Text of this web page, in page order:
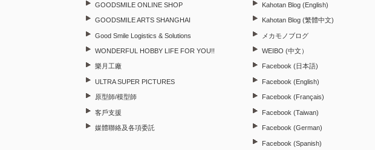
GOODSMILE ONLINE SHOP
GOODSMILE ARTS SHANGHAI
Good Smile Logistics & Solutions
WONDERFUL HOBBY LIFE FOR YOU!!
樂月工廠
ULTRA SUPER PICTURES
原型師/模型師
客戶支援
媒體聯絡及各項委託
Kahotan Blog (English)
Kahotan Blog (繁體中文)
メカモノブログ
WEIBO (中文）
Facebook (日本語)
Facebook (English)
Facebook (Français)
Facebook (Taiwan)
Facebook (German)
Facebook (Spanish)